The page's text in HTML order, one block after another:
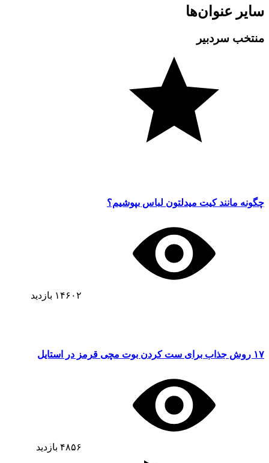
سایر عنوان‌ها
منتخب سردبیر
چگونه مانند کیت میدلتون لباس بپوشیم؟
۱۴۶۰۲ بازدید
۱۷ روش جذاب برای ست کردن بوت مچی قرمز در استایل
۴۸۵۶ بازدید